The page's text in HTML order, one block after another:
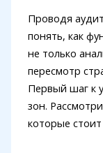
Проводя
понять, как
не только
пересмотр
Первый шаг к
зон.
которые